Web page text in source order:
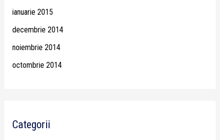
ianuarie 2015
decembrie 2014
noiembrie 2014
octombrie 2014
Categorii